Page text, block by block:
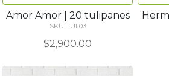
Amor Amor | 20 tulipanes
SKU TUL03
$2,900.00